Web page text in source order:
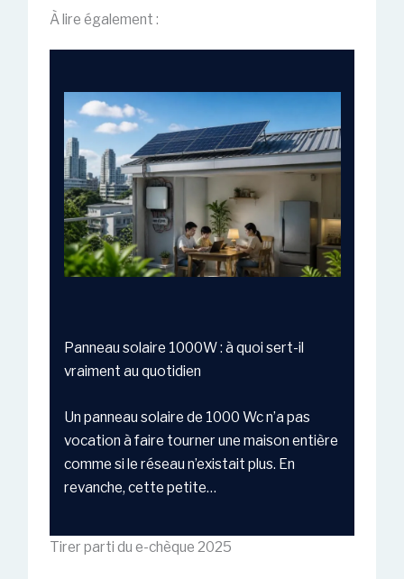
À lire également :
Panneau solaire 1000W : à quoi sert-il
vraiment au quotidien
Un panneau solaire de 1000 Wc n’a pas
vocation à faire tourner une maison entière
comme si le réseau n’existait plus. En
revanche, cette petite…
Tirer parti du e-chèque 2025